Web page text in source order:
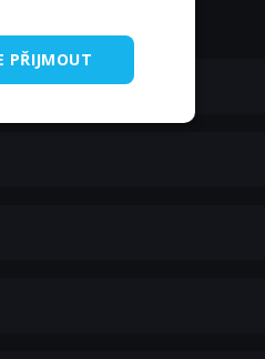
PŘIJMOUT